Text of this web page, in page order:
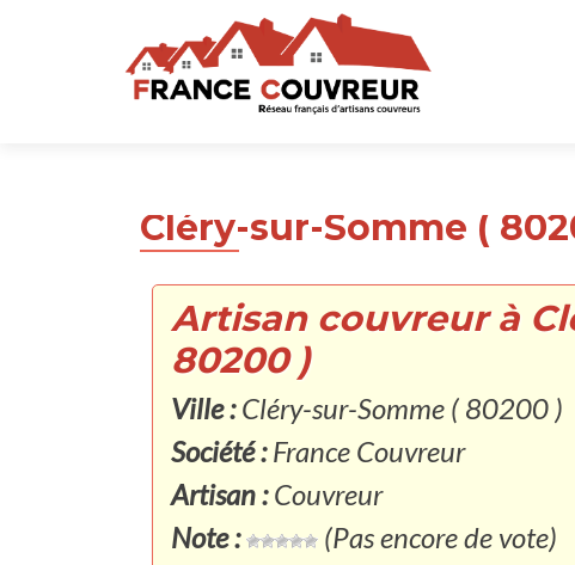
Cléry-sur-Somme (
Artisan couvreur à
80200 )
Ville :Cléry-sur-Somme ( 80200 )
Société :France Couvreur
Artisan :Couvreur
Note :
(Pas encore de vote)